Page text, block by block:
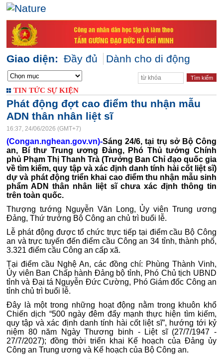
Giao diện: Đầy đủ Dành cho di động
TIN TỨC SỰ KIỆN
Phát động đợt cao điểm thu nhận mẫu
ADN thân nhân liệt sĩ
16:37, 24/06/2026 (GMT+7)
(Congan.nghean.gov.vn)-Sáng 24/6, tại trụ sở Bộ Công
an, Bí thư Trung ương Đảng, Phó Thủ tướng Chính
phủ Phạm Thị Thanh Trà (Trưởng Ban Chỉ đạo quốc gia
về tìm kiếm, quy tập và xác định danh tính hài cốt liệt sĩ)
dự và phát động triển khai cao điểm thu nhận mẫu sinh
phẩm ADN thân nhân liệt sĩ chưa xác định thông tin
trên toàn quốc.
Thượng tướng Nguyễn Văn Long, Ủy viên Trung ương
Đảng, Thứ trưởng Bộ Công an chủ trì buổi lễ.
Lễ phát động được tổ chức trực tiếp tại điểm cầu Bộ Công
an và trực tuyến đến điểm cầu Công an 34 tỉnh, thành phố,
3.321 điểm cầu Công an cấp xã.
Tại điểm cầu Nghệ An, các đồng chí: Phùng Thành Vinh,
Ủy viên Ban Chấp hành Đảng bộ tỉnh, Phó Chủ tịch UBND
tỉnh và Đại tá Nguyễn Đức Cường, Phó Giám đốc Công an
tỉnh chủ trì buổi lễ.
Đây là một trong những hoạt động nằm trong khuôn khổ
Chiến dịch “500 ngày đêm đẩy mạnh thực hiện tìm kiếm,
quy tập và xác định danh tính hài cốt liệt sĩ”, hướng tới kỷ
niệm 80 năm Ngày Thương binh - Liệt sĩ (27/7/1947 -
27/7/2027); đồng thời triển khai Kế hoạch của Đảng ủy
Công an Trung ương và Kế hoạch của Bộ Công an.